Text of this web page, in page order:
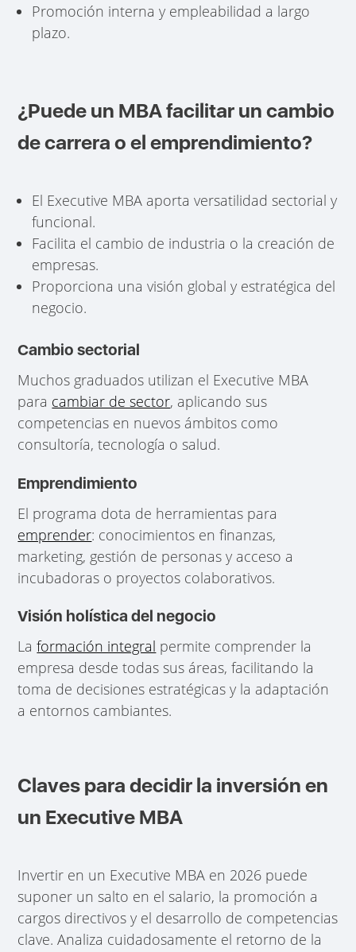
Promoción interna y empleabilidad a largo
plazo.
¿Puede un MBA facilitar un cambio
de carrera o el emprendimiento?
El Executive MBA aporta versatilidad sectorial y
funcional.
Facilita el cambio de industria o la creación de
empresas.
Proporciona una visión global y estratégica del
negocio.
Cambio sectorial
Muchos graduados utilizan el Executive MBA
para cambiar de sector, aplicando sus
competencias en nuevos ámbitos como
consultoría, tecnología o salud.
Emprendimiento
El programa dota de herramientas para
emprender: conocimientos en finanzas,
marketing, gestión de personas y acceso a
incubadoras o proyectos colaborativos.
Visión holística del negocio
Laformación integral permite comprender la
empresa desde todas sus áreas, facilitando la
toma de decisiones estratégicas y la adaptación
a entornos cambiantes.
Claves para decidir la inversión en
un Executive MBA
Invertir en un Executive MBA en 2026 puede
suponer un salto en el salario, la promoción a
cargos directivos y el desarrollo de competencias
clave. Analiza cuidadosamente el retorno de la